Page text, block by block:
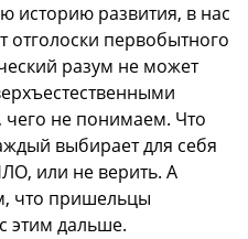
историю развития, в нас
отголоски первобытного
разум не может
не понимаем. Что
выбирает для себя
или не верить. А
что пришельцы
этим дальше.